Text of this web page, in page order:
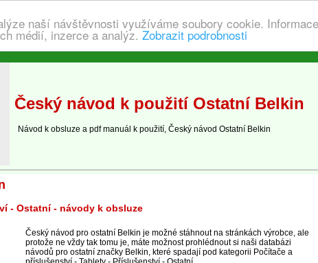
naší návštěvnosti využíváme soubory cookie.
médií, inzerce a analýz. Zobrazit podrobnosti
Český návod k použití Ostatní Belkin
Návod k obsluze a pdf manuál k použití, Český návod Ostatní Belkin
- Ostatní - návody k obsluze
Český návod pro ostatní Belkin je možné stáhnout na stránkách výrobce, ale
protože ne vždy tak tomu je, máte možnost prohlédnout si naši databázi
návodů pro ostatní značky Belkin, které spadají pod kategorii Počítače a